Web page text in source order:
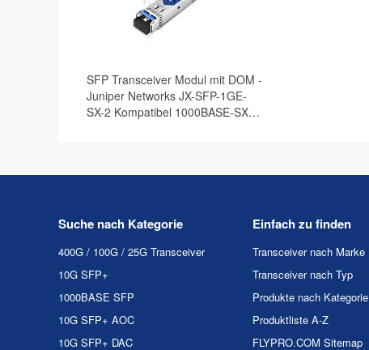
SFP Transceiver Modul mit DOM -
Juniper Networks JX-SFP-1GE-
SX-2 Kompatibel 1000BASE-SX
Suche nach Kategorie
400G / 100G / 25G Transceiver
10G SFP+
1000BASE SFP
10G SFP+ AOC
10G SFP+ DAC
Einfach zu finden
Transceiver nach Marke
Transceiver nach Typ
Produkte nach Kategorie
Produktliste A-Z
FLYPRO.COM Sitemap